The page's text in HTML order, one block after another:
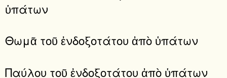
ὑπάτων
Θωμᾶ τοῦ ἐνδοξοτάτου ἀπὸ ὑπάτων
Παύλου τοῦ ἐνδοξοτάτου ἀπὸ ὑπάτων